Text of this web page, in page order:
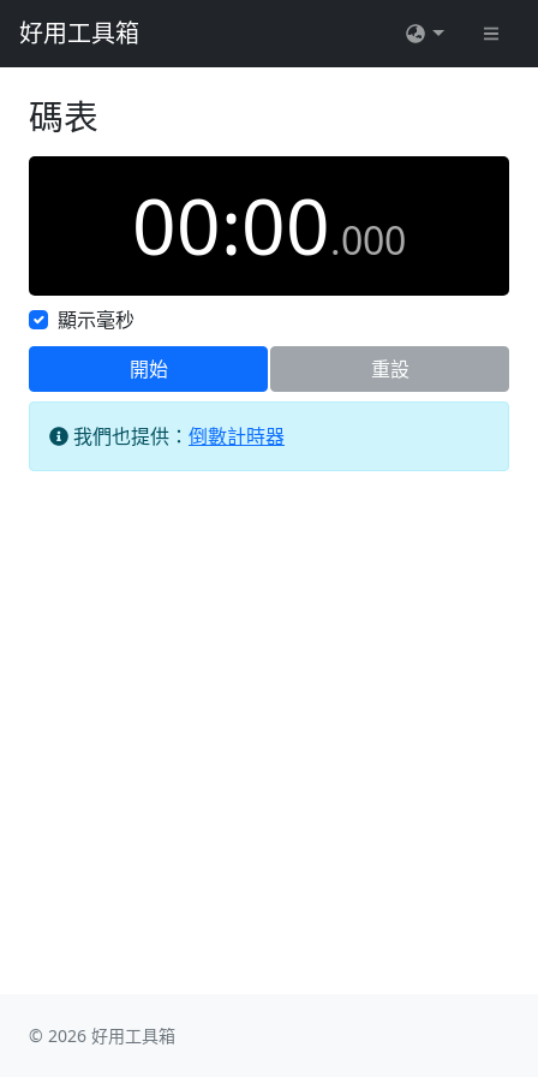
好用工具箱
碼表
00:00.000
顯示毫秒
開始
重設
我們也提供： 倒數計時器
© 2026 好用工具箱